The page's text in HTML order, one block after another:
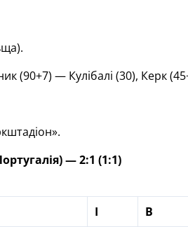
(90+7) — Кулібалі (30), Керк
— 2:1 (1:1)
І
В